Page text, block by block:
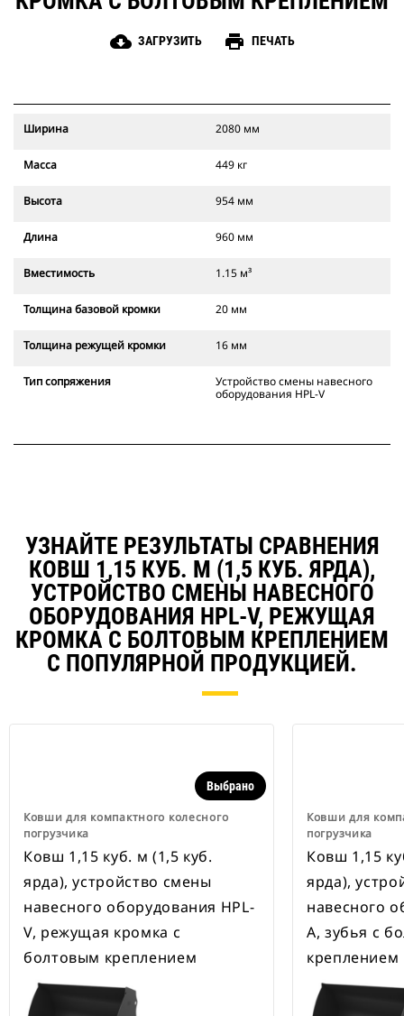
cloud_download ЗАГРУЗИТЬ print ПЕЧАТЬ
Ширина 2080 мм
Масса 449 кг
Высота 954 мм
Длина 960 мм
Вместимость 1.15 м³
Толщина базовой кромки 20 мм
Толщина режущей кромки 16 мм
Тип сопряжения
Устройство смены навесного
оборудования HPL-V
УЗНАЙТЕ РЕЗУЛЬТАТЫ СРАВНЕНИЯ
КОВШ 1,15 КУБ. М (1,5 КУБ. ЯРДА),
УСТРОЙСТВО СМЕНЫ НАВЕСНОГО
ОБОРУДОВАНИЯ HPL-V, РЕЖУЩАЯ
КРОМКА С БОЛТОВЫМ КРЕПЛЕНИЕМ
С ПОПУЛЯРНОЙ ПРОДУКЦИЕЙ.
Ковши для компактного колесного
погрузчика
Выбрано
Ковш 1,15 куб. м (1,5 куб.
ярда), устройство смены
навесного оборудования HPL-
V, режущая кромка с
болтовым креплением
Ковши для
погрузчика
Ковш 1,15
ярда),
навесного
A, зубья с
креплением